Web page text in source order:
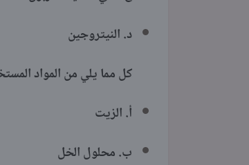
د. النيتروجين
كل مما يلي من المواد
أ. الزيت
ب. محلول الخل